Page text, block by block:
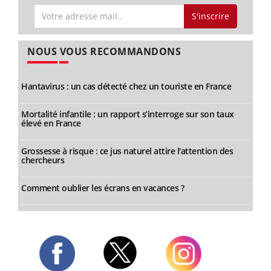
S'inscrire
NOUS VOUS RECOMMANDONS
Hantavirus : un cas détecté chez un touriste en France
Mortalité infantile : un rapport s’interroge sur son taux
élevé en France
Grossesse à risque : ce jus naturel attire l'attention des
chercheurs
Comment oublier les écrans en vacances ?